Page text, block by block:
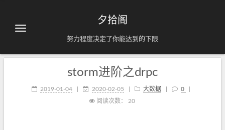
夕拾阁
努力程度决定了你能达到的下限
storm进阶之drpc
2019-01-04 2020-02-05 大数据 0
阅读次数：
20